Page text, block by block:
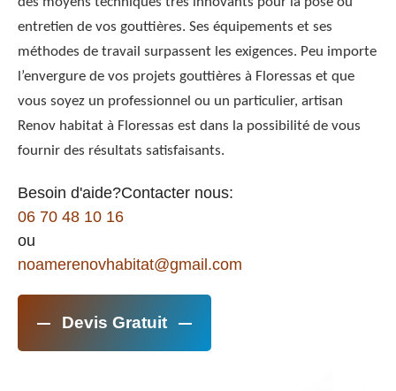
entretien de vos gouttières. Ses équipements et ses
méthodes de travail surpassent les exigences. Peu importe
l’envergure de vos projets gouttières à Floressas et que
vous soyez un professionnel ou un particulier, artisan
Renov habitat à Floressas est dans la possibilité de vous
fournir des résultats satisfaisants.
Besoin d'aide?Contacter nous:
06 70 48 10 16
ou
noamerenovhabitat@gmail.com
Devis Gratuit